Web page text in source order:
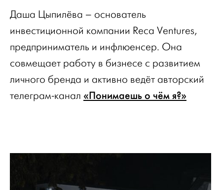
Даша Цыпилёва – основатель
инвестиционной компании Reca Ventures,
предприниматель и инфлюенсер. Она
совмещает работу в бизнесе с развитием
личного бренда и активно ведёт авторский
телеграм-канал «Понимаешь о чём я?»